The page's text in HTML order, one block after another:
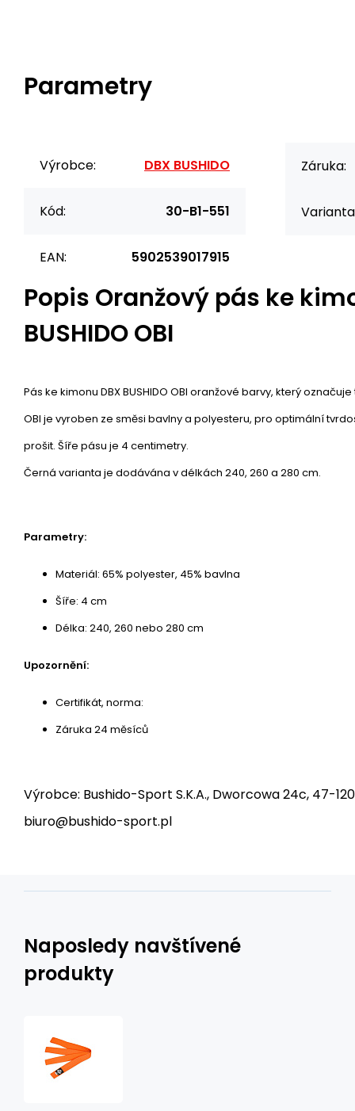
Parametry
Výrobce: DBX BUSHIDO
Kód: 30-B1-551
EAN: 5902539017915
Záruka:
Popis Oranžový pás ke
BUSHIDO OBI
Pás ke kimonu DBX BUSHIDO OBI oranžové barvy, který
OBI je vyroben ze směsi bavlny a polyesteru, pro optimální
prošit. Šíře pásu je 4 centimetry.
Černá varianta je dodávána v délkách 240, 260 a 280 cm.
Parametry:
Materiál: 65% polyester, 45% bavlna
Šíře: 4 cm
Délka: 240, 260 nebo 280 cm
Upozornění:
Certifikát, norma:
Záruka 24 měsíců
Výrobce: Bushido-Sport S.K.A., Dworcowa 24c, 47-
biuro@bushido-sport.pl
Naposledy navštívené
produkty